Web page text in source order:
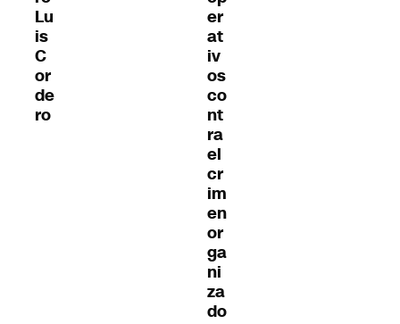
Lu
is
C
or
de
ro
er
at
iv
os
co
nt
ra
el
cr
im
en
or
ga
ni
za
do